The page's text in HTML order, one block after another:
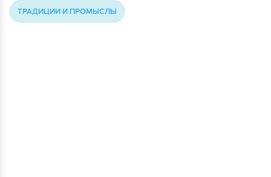
ТРАДИЦИИ И ПРОМЫСЛЫ